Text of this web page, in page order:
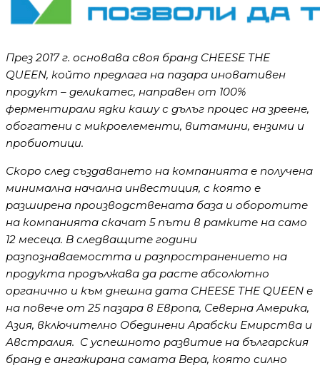
През 2017 г. основава своя бранд CHEESE THE
QUEEN, който предлага на пазара иновативен
продукт – деликатес, направен от 100%
ферментирали ядки кашу с дълъг процес на зреене,
обогатени с микроелементи, витамини, ензими и
пробиотици.
Скоро след създаването на компанията е получена
минимална начална инвестиция, с която е
разширена производствената база и оборотите
на компанията скачат 5 пъти в рамките на само
12 месеца. В следващите години
разпознаваемостта и разпространението на
продукта продължава да расте абсолютно
органично и към днешна дата CHEESE THE QUEEN е
на повече от 25 пазара в Европа, Северна Америка,
Азия, включително Обединени Арабски Емирства и
Австралия. С успешното развитие на българския
бранд е ангажирана самата Вера, която силно